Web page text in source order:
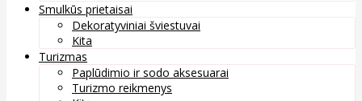
Smulkūs prietaisai
Dekoratyviniai šviestuvai
Kita
Turizmas
Paplūdimio ir sodo aksesuarai
Turizmo reikmenys